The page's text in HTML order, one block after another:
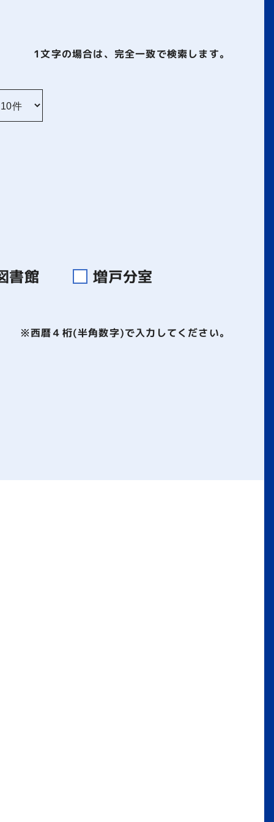
1文字の場合は、完全一致で検索します。
書館 増戸分室
※西暦４桁(半角数字)で入力してください。